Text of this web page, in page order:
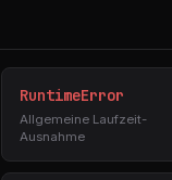
RuntimeError
Allgemeine Laufzeit-
Ausnahme